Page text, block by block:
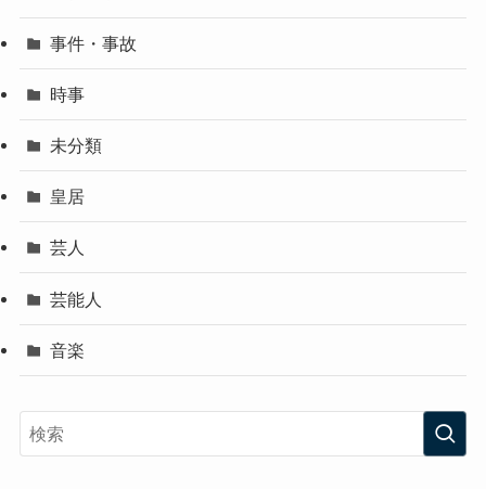
事件・事故
時事
未分類
皇居
芸人
芸能人
音楽